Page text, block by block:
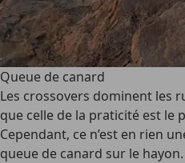
Queue de canard
Les crossovers dominent les
que celle de la praticité est le
Cependant, ce n’est en rien
queue de canard sur le